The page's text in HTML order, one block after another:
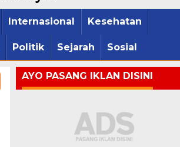
Internasional Kesehatan
Politik Sejarah Sosial
AYO PASANG IKLAN DISINI